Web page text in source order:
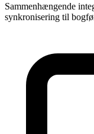
Sammenhængende
synkronisering til